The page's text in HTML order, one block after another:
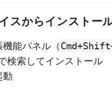
スからインストー
能パネル（
検索してインストール
動